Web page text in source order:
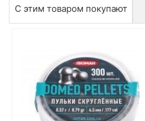
С этим товаром покупают